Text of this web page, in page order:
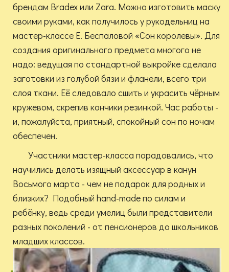
брендам Bradex или Zara. Можно изготовить маску
своими руками, как получилось у рукодельниц на
мастер-классе Е. Беспаловой «Сон королевы». Для
создания оригинального предмета многого не
надо: ведущая по стандартной выкройке сделала
заготовки из голубой бязи и фланели, всего три
слоя ткани. Её следовало сшить и украсить чёрным
кружевом, скрепив кончики резинкой. Час работы -
и, пожалуйста, приятный, спокойный сон по ночам
обеспечен.
Участники мастер-класса порадовались, что
научились делать изящный аксессуар в канун
Восьмого марта - чем не подарок для родных и
близких? Подобный hand-made по силам и
ребёнку, ведь среди умелиц были представители
разных поколений - от пенсионеров до школьников
младших классов.